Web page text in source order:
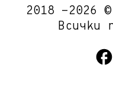
2018 -2026
Всички